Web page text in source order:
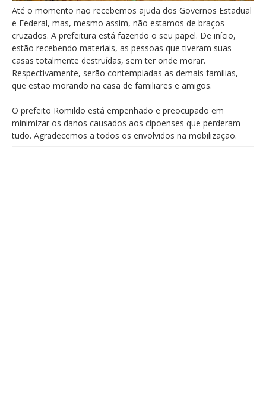
Até o momento não recebemos ajuda dos Governos Estadual
e Federal, mas, mesmo assim, não estamos de braços
cruzados. A prefeitura está fazendo o seu papel. De início,
estão recebendo materiais, as pessoas que tiveram suas
casas totalmente destruídas, sem ter onde morar.
Respectivamente, serão contempladas as demais famílias,
que estão morando na casa de familiares e amigos.
O prefeito Romildo está empenhado e preocupado em
minimizar os danos causados aos cipoenses que perderam
tudo. Agradecemos a todos os envolvidos na mobilização.